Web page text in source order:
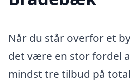
Når du står overfor et
det være en stor fordel
mindst tre tilbud på